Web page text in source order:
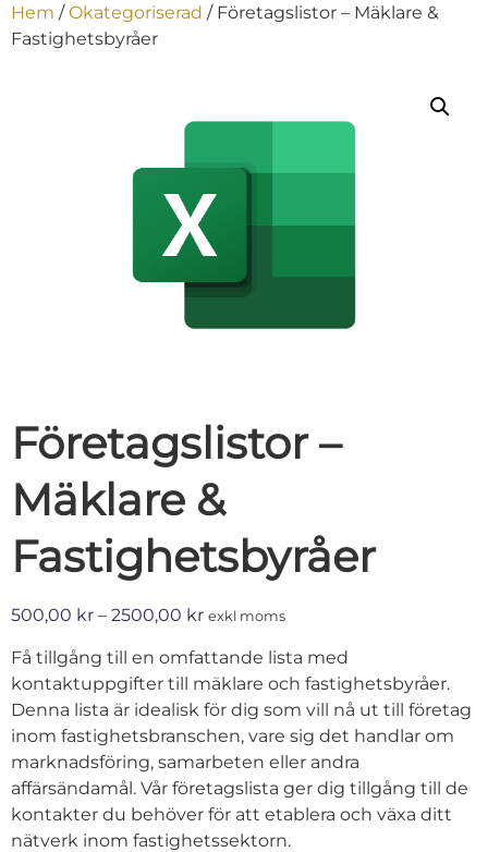
Hem /Okategoriserad / Företagslistor – Mäklare &
Fastighetsbyråer
Företagslistor –
Mäklare &
Fastighetsbyråer
500,00 kr – 2500,00 kr exkl moms
Få tillgång till en omfattande lista med
kontaktuppgifter till mäklare och fastighetsbyråer.
Denna lista är idealisk för dig som vill nå ut till företag
inom fastighetsbranschen, vare sig det handlar om
marknadsföring, samarbeten eller andra
affärsändamål. Vår företagslista ger dig tillgång till de
kontakter du behöver för att etablera och växa ditt
nätverk inom fastighetssektorn.